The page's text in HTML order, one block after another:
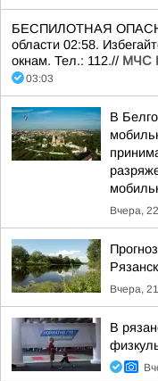
БЕСПИЛОТНАЯ
области 02:58.
окнам. Тел.: 112.// МЧС
03:03
В
Вчера,
Вчера,
В